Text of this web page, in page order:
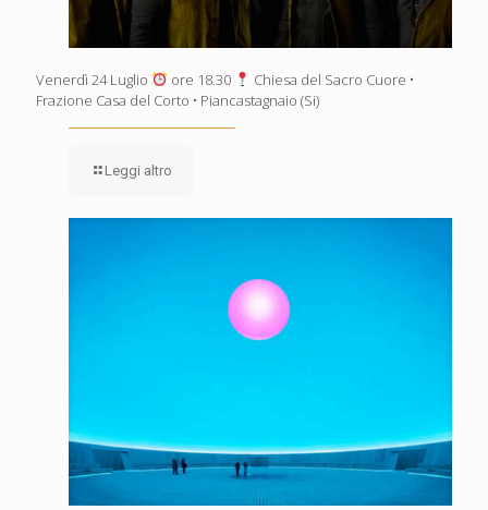
Venerdì 24 Luglio ore 18.30
Chiesa del Sacro Cuore •
Frazione Casa del Corto • Piancastagnaio (Si)
Leggi altro